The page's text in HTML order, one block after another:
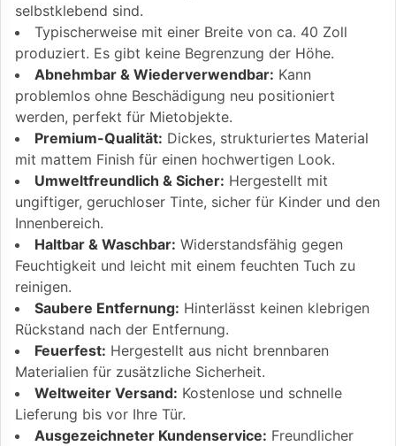
selbstklebend sind.
Typischerweise mit einer Breite von ca. 40 Zoll
produziert. Es gibt keine Begrenzung der Höhe.
Abnehmbar & Wiederverwendbar: Kann
problemlos ohne Beschädigung neu positioniert
werden, perfekt für Mietobjekte.
Premium-Qualität: Dickes, strukturiertes Material
mit mattem Finish für einen hochwertigen Look.
Umweltfreundlich & Sicher: Hergestellt mit
ungiftiger, geruchloser Tinte, sicher für Kinder und den
Innenbereich.
Haltbar & Waschbar: Widerstandsfähig gegen
Feuchtigkeit und leicht mit einem feuchten Tuch zu
reinigen.
Saubere Entfernung: Hinterlässt keinen klebrigen
Rückstand nach der Entfernung.
Feuerfest: Hergestellt aus nicht brennbaren
Materialien für zusätzliche Sicherheit.
Weltweiter Versand: Kostenlose und schnelle
Lieferung bis vor Ihre Tür.
Ausgezeichneter Kundenservice: Freundlicher